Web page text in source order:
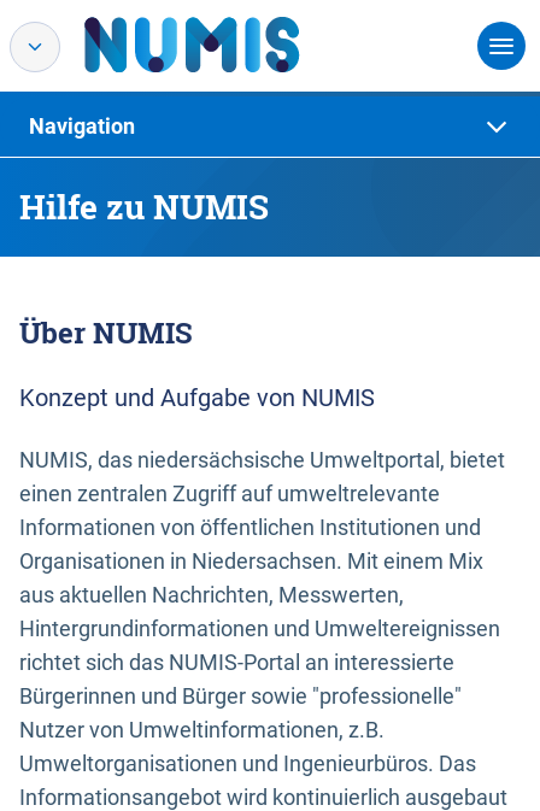
Hilfe zu NUMIS
Navigation
Über NUMIS
Konzept und Aufgabe von NUMIS
NUMIS, das niedersächsische Umweltportal, bietet
einen zentralen Zugriff auf umweltrelevante
Informationen von öffentlichen Institutionen und
Organisationen in Niedersachsen. Mit einem Mix
aus aktuellen Nachrichten, Messwerten,
Hintergrundinformationen und Umweltereignissen
richtet sich das NUMIS-Portal an interessierte
Bürgerinnen und Bürger sowie "professionelle"
Nutzer von Umweltinformationen, z.B.
Umweltorganisationen und Ingenieurbüros. Das
Informationsangebot wird kontinuierlich ausgebaut